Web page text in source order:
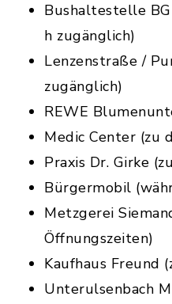
Bushaltestelle
h zugänglich)
Lenzenstraße /
zugänglich)
REWE
Medic Center (zu
Praxis Dr. Girke
Bürgermobil
Metzgerei
Öffnungszeiten)
Kaufhaus Freund
Unterulsenbach